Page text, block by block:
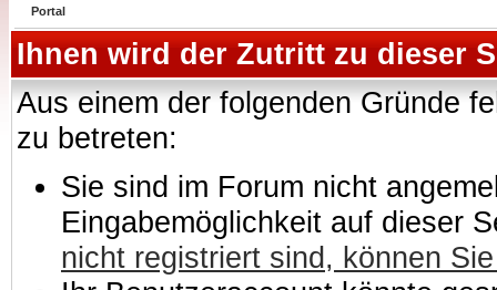
Portal
Ihnen wird der Zutritt zu dieser
Aus einem der folgenden Gründe
zu betreten:
Sie sind im Forum nicht
Eingabemöglichkeit auf dieser
nicht registriert sind, können